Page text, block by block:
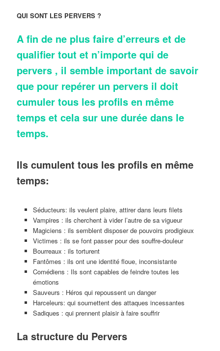
QUI SONT LES PERVERS ?
A fin de ne plus faire d’erreurs et de
qualifier tout et n’importe qui de
pervers , il semble important de savoir
que pour repérer un pervers il doit
cumuler tous les profils en même
temps et cela sur une durée dans le
temps.
Ils cumulent tous les profils en même
temps:
Séducteurs: ils veulent plaire, attirer dans leurs filets
Vampires : ils cherchent à vider l’autre de sa vigueur
Magiciens : ils semblent disposer de pouvoirs prodigieux
Victimes : ils se font passer pour des souffre-douleur
Bourreaux : ils torturent
Fantômes : ils ont une identité floue, inconsistante
Comédiens : Ils sont capables de feindre toutes les
émotions
Sauveurs : Héros qui repoussent un danger
Harceleurs: qui soumettent des attaques incessantes
Sadiques : qui prennent plaisir à faire souffrir
La structure du Pervers